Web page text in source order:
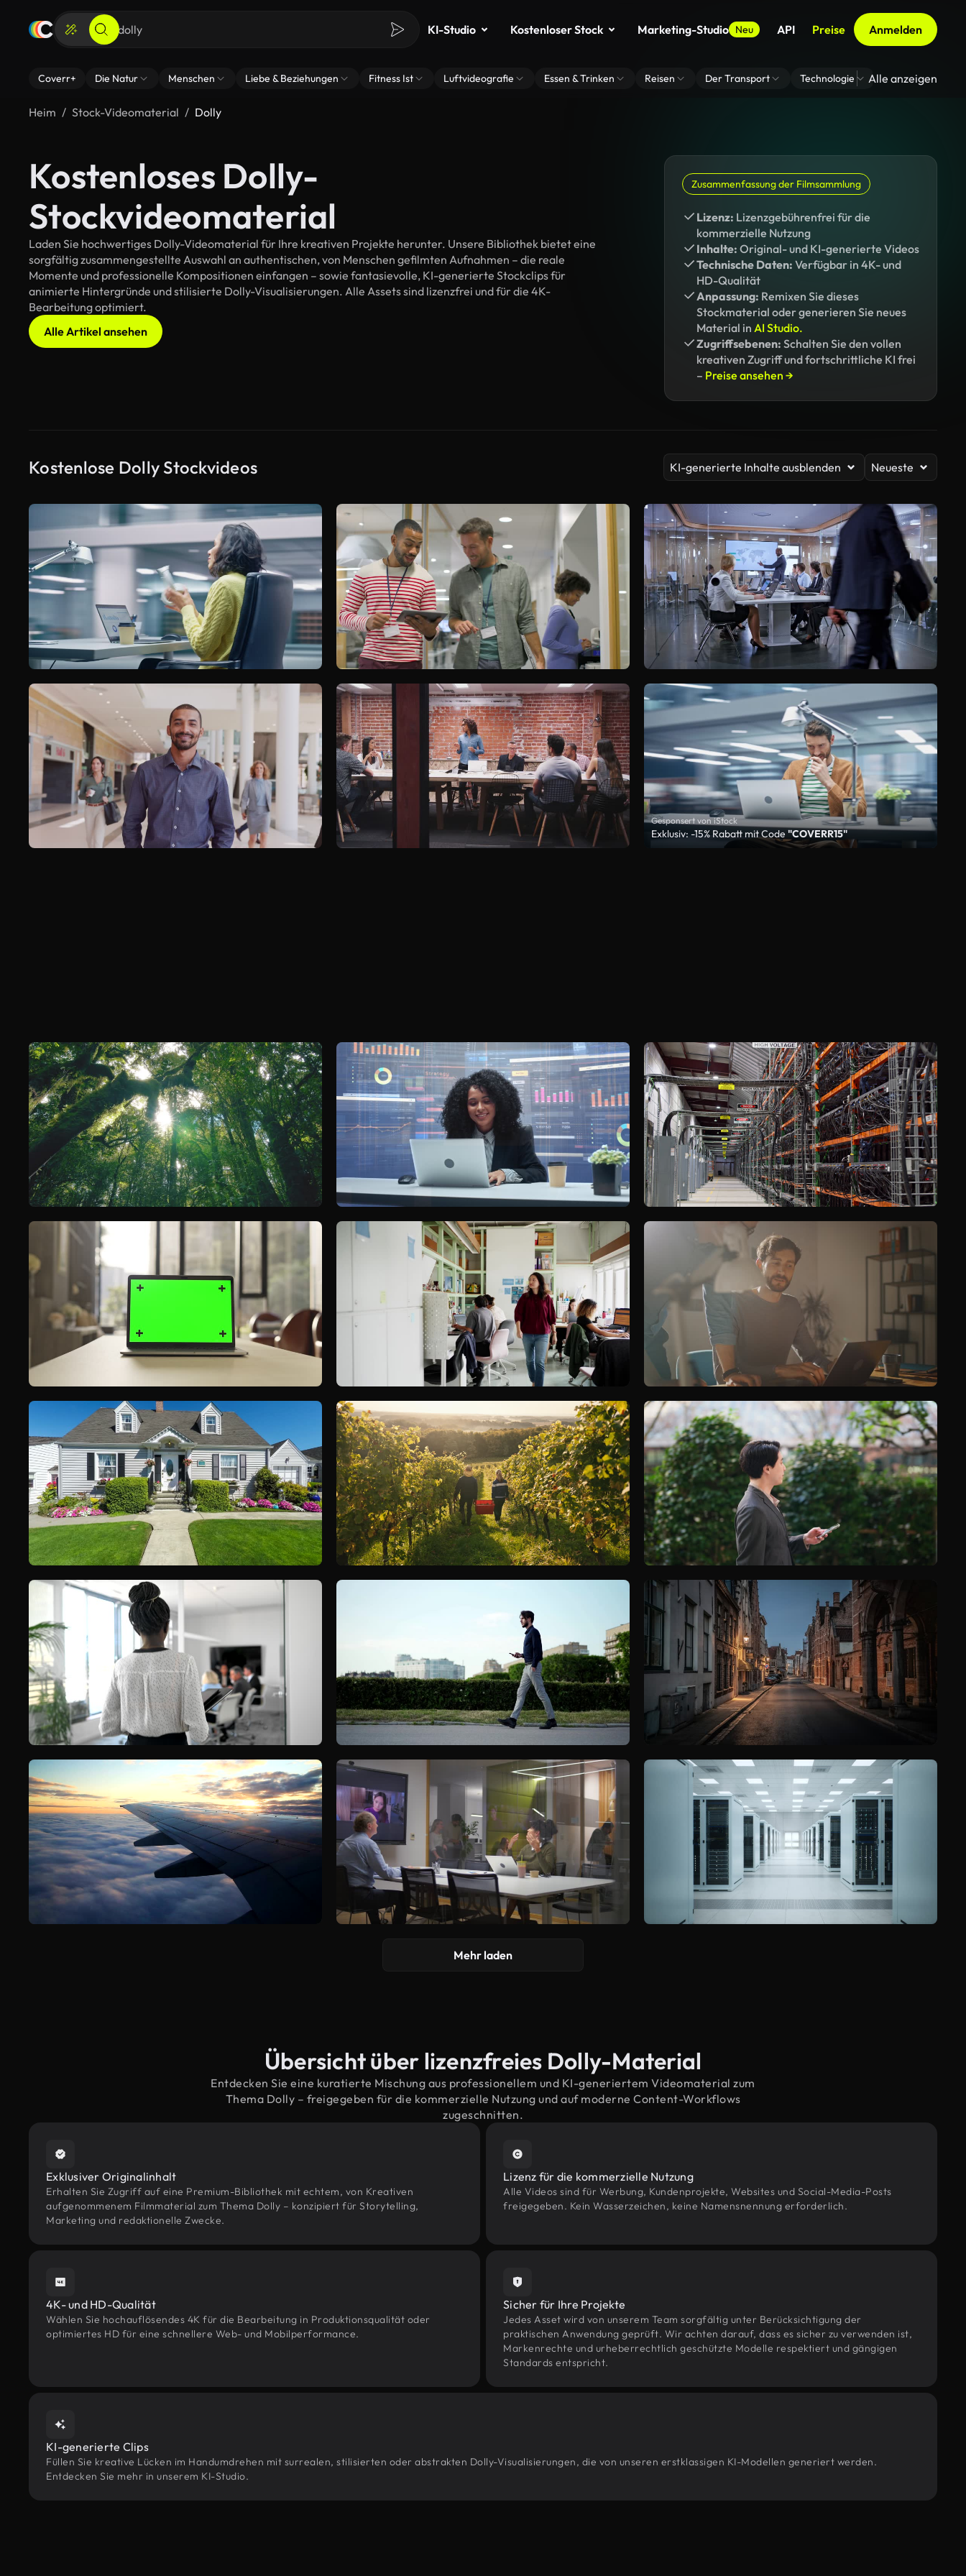
KI-Studio Kostenloser Stock Marketing-Studio Neu API Preise Anmelden
Coverr+ Die Natur Menschen Liebe & Beziehungen Fitness Ist Luftvideografie Essen & Trinken Reisen Der Transport Technologie Zoom Virtuelle
Alle anzeigen
Heim Stock-Videomaterial Dolly
Kostenloses Dolly-
Stockvideomaterial
Laden Sie hochwertiges Dolly-Videomaterial für Ihre kreativen Projekte herunter. Unsere Bibliothek bietet eine
sorgfältig zusammengestellte Auswahl an authentischen, von Menschen gefilmten Aufnahmen – die reale
Momente und professionelle Kompositionen einfangen – sowie fantasievolle, KI-generierte Stockclips für
animierte Hintergründe und stilisierte Dolly-Visualisierungen. Alle Assets sind lizenzfrei und für die 4K-
Bearbeitung optimiert.
Alle Artikel ansehen
Zusammenfassung der Filmsammlung
Lizenz: Lizenzgebührenfrei für die
kommerzielle Nutzung
Inhalte: Original- und KI-generierte Videos
Technische Daten: Verfügbar in 4K- und
HD-Qualität
Anpassung: Remixen Sie dieses
Stockmaterial oder generieren Sie neues
Material in AI Studio.
Zugriffsebenen: Schalten Sie den vollen
kreativen Zugriff und fortschrittliche KI frei
– Preise ansehen →
Kostenlose Dolly Stockvideos KI-generierte Inhalte ausblenden Neueste
Gesponsert von iStock
Exklusiv: -15% Rabatt mit Code "COVERR15"
Mehr laden
Übersicht über lizenzfreies Dolly-Material
Entdecken Sie eine kuratierte Mischung aus professionellem und KI-generiertem Videomaterial zum
Thema Dolly – freigegeben für die kommerzielle Nutzung und auf moderne Content-Workflows
zugeschnitten.
Exklusiver Originalinhalt
Erhalten Sie Zugriff auf eine Premium-Bibliothek mit echtem, von Kreativen
aufgenommenem Filmmaterial zum Thema Dolly – konzipiert für Storytelling,
Marketing und redaktionelle Zwecke.
Lizenz für die kommerzielle Nutzung
Alle Videos sind für Werbung, Kundenprojekte, Websites und Social-Media-Posts
freigegeben. Kein Wasserzeichen, keine Namensnennung erforderlich.
4K- und HD-Qualität
Wählen Sie hochauflösendes 4K für die Bearbeitung in Produktionsqualität oder
optimiertes HD für eine schnellere Web- und Mobilperformance.
Sicher für Ihre Projekte
Jedes Asset wird von unserem Team sorgfältig unter Berücksichtigung der
praktischen Anwendung geprüft. Wir achten darauf, dass es sicher zu verwenden ist,
Markenrechte und urheberrechtlich geschützte Modelle respektiert und gängigen
Standards entspricht.
KI-generierte Clips
Füllen Sie kreative Lücken im Handumdrehen mit surrealen, stilisierten oder abstrakten Dolly-Visualisierungen, die von unseren erstklassigen KI-Modellen generiert werden.
Entdecken Sie mehr in unserem KI-Studio.